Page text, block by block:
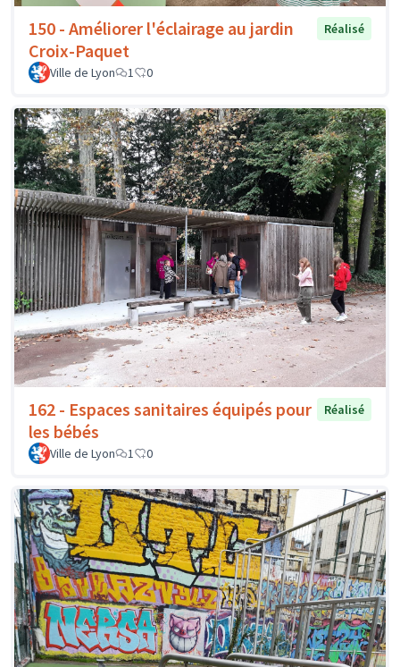
150 - Améliorer l'éclairage au jardin
Croix-Paquet
Réalisé
Ville de Lyon 1 0
162 - Espaces sanitaires équipés pour
les bébés
Réalisé
Ville de Lyon 1 0